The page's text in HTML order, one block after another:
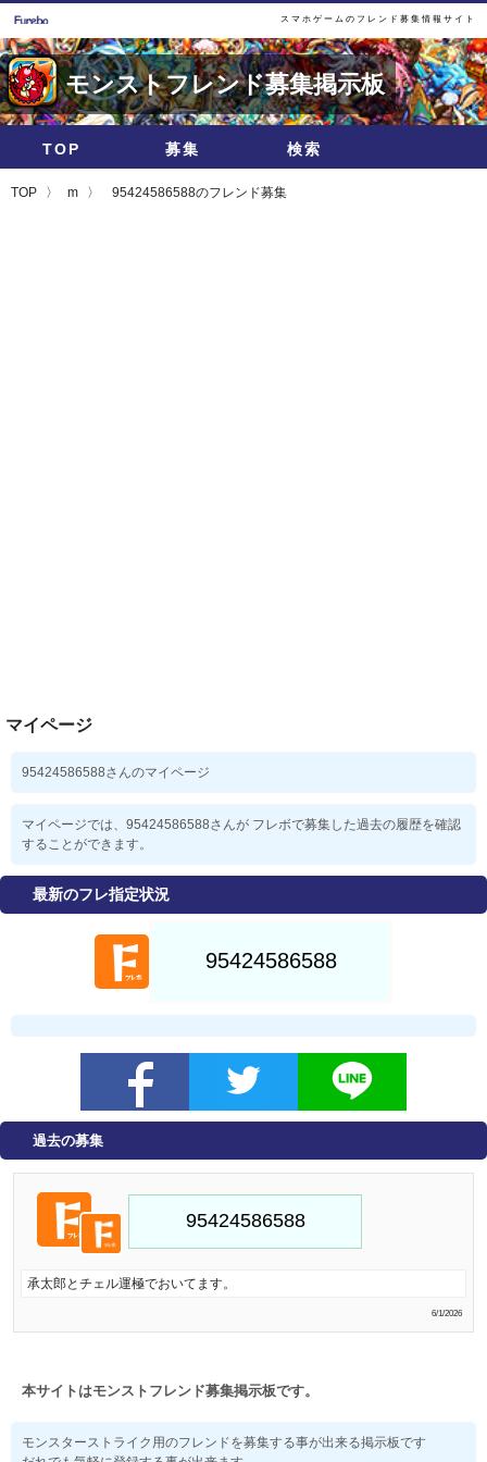
スマホゲームのフレンド募集情報サイト
モンストフレンド募集掲示板
TOP 募集 検索
TOP m 95424586588のフレンド募集
マイページ
95424586588さんのマイページ
マイページでは、95424586588さんが フレボで募集した過去の履歴を確認
することができます。
最新のフレ指定状況
過去の募集
承太郎とチェル運極でおいてます。
6/1/2026
本サイトはモンストフレンド募集掲示板です。
モンスターストライク用のフレンドを募集する事が出来る掲示板です